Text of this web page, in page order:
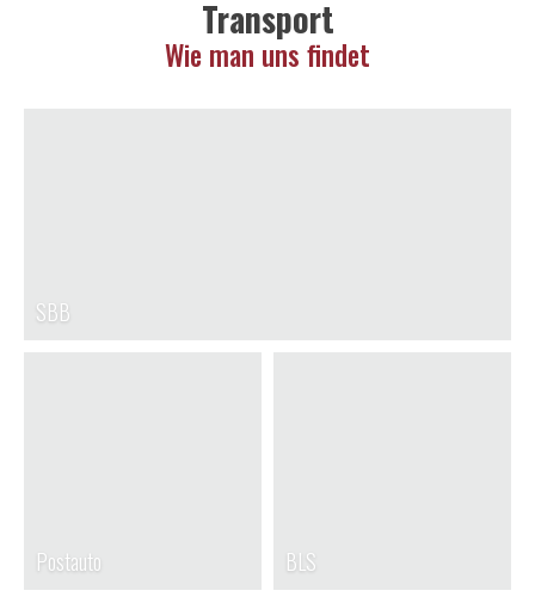
Transport
Wie man uns findet
SBB
Postauto BLS